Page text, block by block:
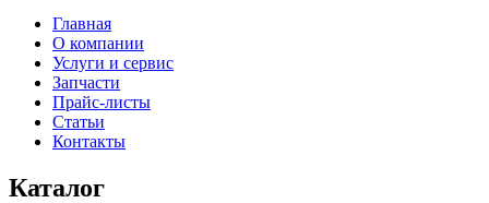
Главная
О компании
Услуги и сервис
Запчасти
Прайс-листы
Статьи
Контакты
Каталог